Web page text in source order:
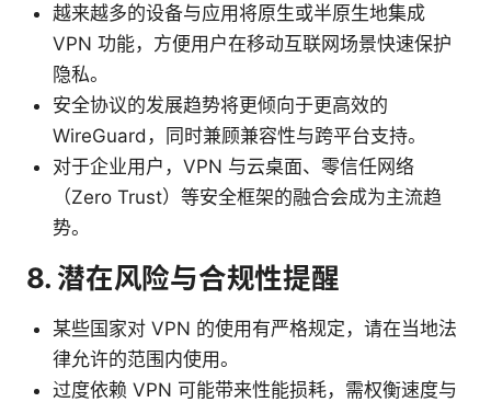
越来越多的设备与应用将原生或半原生地集成
VPN 功能，方便用户在移动互联网场景快速保护
隐私。
安全协议的发展趋势将更倾向于更高效的
WireGuard，同时兼顾兼容性与跨平台支持。
对于企业用户，VPN 与云桌面、零信任网络
（Zero Trust）等安全框架的融合会成为主流趋
势。
8. 潜在风险与合规性提醒
某些国家对 VPN 的使用有严格规定，请在当地法
律允许的范围内使用。
过度依赖 VPN 可能带来性能损耗，需权衡速度与